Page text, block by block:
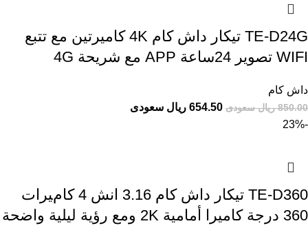
TE-D24G تيكار داش كام 4K كاميرتين مع تتبع
WIFI تصوير 24ساعة APP مع شريحة 4G
داش كام
850.00 ريال سعودى
654.50 ريال سعودى
-23%
TE-D360 تيكار داش كام 3.16 انش 4 كامﻴﺮات
360 درجة كاميرا أمامية 2K ومع رؤية ليلية واضحة